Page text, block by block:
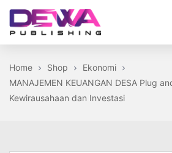
Skip
theDewa
Home
Shop
Ekonomi
MANAJEMEN KEUANGAN DESA Plug
Kewirausahaan dan Investasi